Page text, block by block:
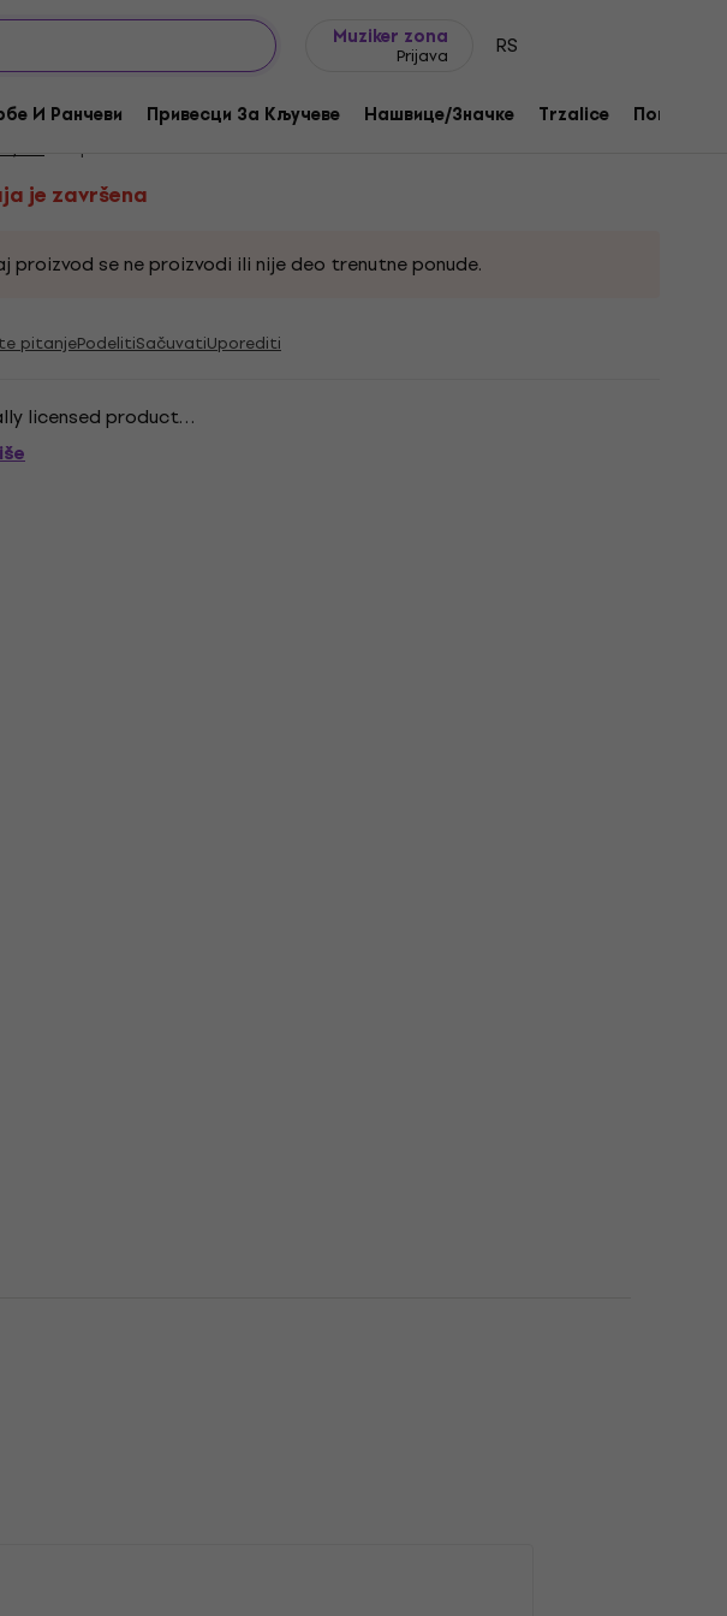
Muziker zona
Prijava RS
И Ранчеви Привесци За Кључеве Нашвице/Значке Trzalice Поклони
je završena
Powerage Budala Multi
AC/DC Kod proizvoda:
je završena
proizvod se ne proizvodi ili nije deo trenutne ponude.
pitanjePodelitiSačuvatiUporediti
licensed product. . .